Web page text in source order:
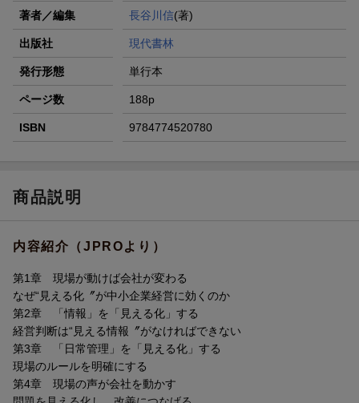
著者／編集 長谷川信(著)
出版社 現代書林
発行形態 単行本
ページ数 188p
ISBN 9784774520780
商品説明
内容紹介（JPROより）
第1章 現場が動けば会社が変わる
なぜ“見える化〞が中小企業経営に効くのか
第2章 「情報」を「見える化」する
経営判断は“見える情報〞がなければできない
第3章 「日常管理」を「見える化」する
現場のルールを明確にする
第4章 現場の声が会社を動かす